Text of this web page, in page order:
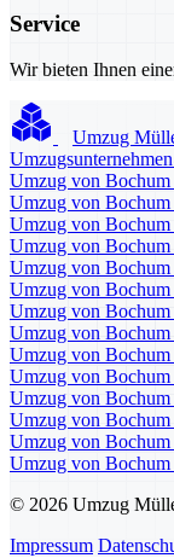
Service
Wir bieten Ihnen
Umzug
Umzug von
Umzug von
Umzug von Bochum
Umzug von
Umzug von
Umzug von Bochum
Umzug von
Umzug von
Umzug von
Umzug von Bochum
Umzug von Bochum
Umzug von
Umzug von
Umzug von Bochum
© 2026 Umzug
Impressum